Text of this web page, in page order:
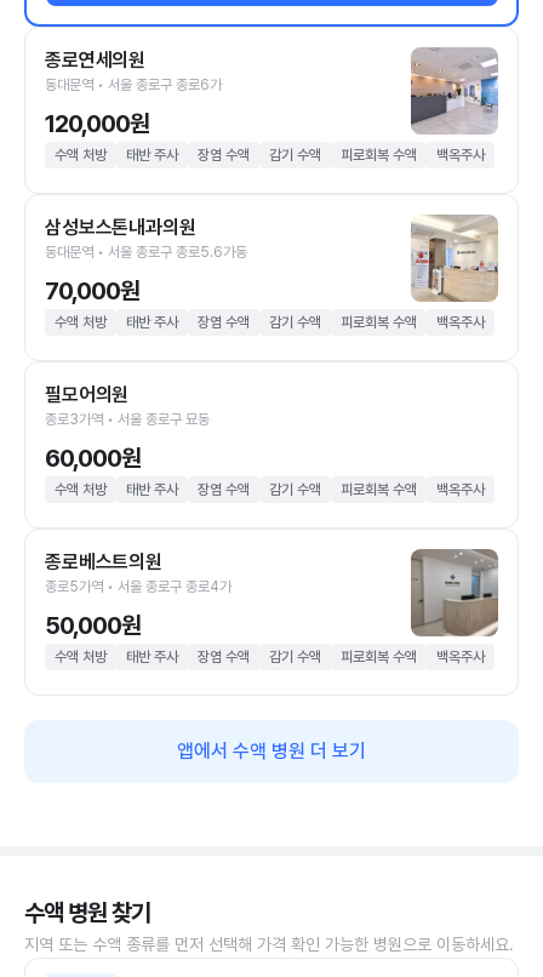
종로연세의원
동대문역 • 서울 종로구 종로6가
120,000원
수액 처방 태반 주사 장염 수액 감기 수액 피로회복 수액 백옥주사
삼성보스톤내과의원
동대문역 • 서울 종로구 종로5.6가동
70,000원
수액 처방 태반 주사 장염 수액 감기 수액 피로회복 수액 백옥주사
필모어의원
종로3가역 • 서울 종로구 묘동
60,000원
수액 처방 태반 주사 장염 수액 감기 수액 피로회복 수액 백옥주사
종로베스트의원
종로5가역 • 서울 종로구 종로4가
50,000원
수액 처방 태반 주사 장염 수액 감기 수액 피로회복 수액 백옥주사
앱에서 수액 병원 더 보기
수액 병원 찾기
지역 또는 수액 종류를 먼저 선택해 가격 확인 가능한 병원으로 이동하세요.